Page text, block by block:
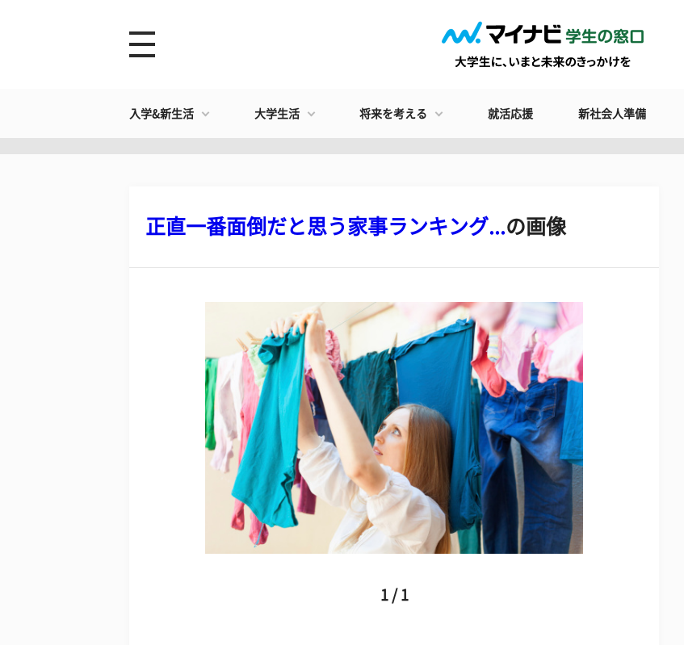
入学&新生活 大学生活 将来を考える 就活応援 新社会人準備
正直一番面倒だと思う家事ランキング...の画像
1 / 1